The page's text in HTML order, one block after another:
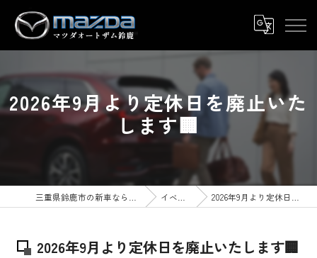
2026年9月より定休日を廃止いた
します🏢
イベント情報 2026年9月より定休日を廃止いたします🏢
2026年9月より定休日を廃止いたします🏢